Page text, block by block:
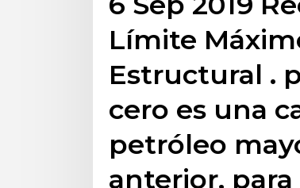
Límite
Estructural .
cero es una
petróleo
anterior,